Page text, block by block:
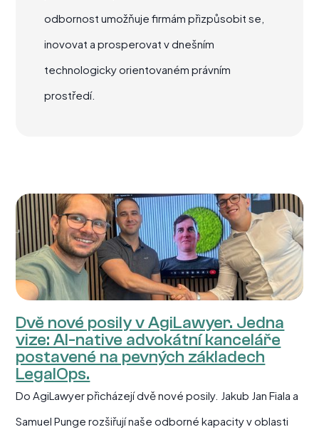
odbornost umožňuje firmám přizpůsobit se,
inovovat a prosperovat v dnešním
technologicky orientovaném právním
prostředí.
Dvě nové posily v AgiLawyer. Jedna
vize: AI-native advokátní kanceláře
postavené na pevných základech
LegalOps.
Do AgiLawyer přicházejí dvě nové posily. Jakub Jan Fiala a
Samuel Punge rozšiřují naše odborné kapacity v oblasti